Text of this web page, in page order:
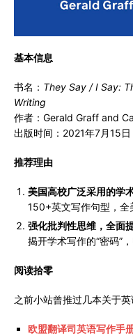
基本信息
书名： They Say / I Say:
Writing
作者：Gerald Graff and
出版时间：2021年7月15日
推荐理由
美国高校广泛采用的学
150+英文写作句型，全
强化批判性思维，全面
揭开学术写作的“密码”
阅读拾零
之前小站曾推过几本关于英
欧盟翻译司英语写作手